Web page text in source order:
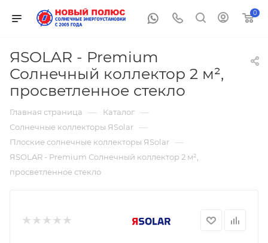
0
ЯSOLAR - Premium
Солнечный коллектор 2 м²,
просветленное стекло
Главная страница — Каталог —
Солнечные коллекторы ЯSolar —
Плоские солнечные коллекторы ЯSolar —
ЯSOLAR - Premium Солнечный коллектор 2 м²,
просветленное стекло